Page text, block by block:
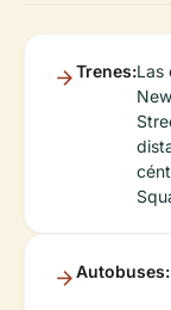
Trenes:Las
Autobuses: